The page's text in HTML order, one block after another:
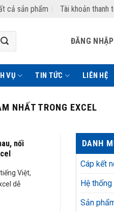
cả sản phẩm Tài khoản thanh
ĐĂNG NHẬP
VỤ TIN TỨC LIÊN HỆ
NHẤT TRONG EXCEL
nối
Việt,
dễ
DANH
Cáp kết
Hệ
Sản